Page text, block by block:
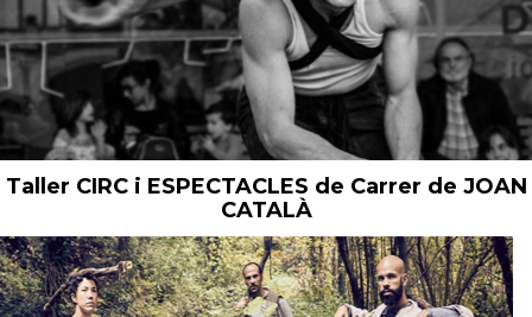
Taller CIRC i ESPECTACLES de Carrer de JOAN
CATALÀ